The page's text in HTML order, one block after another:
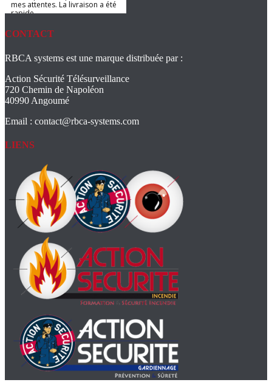
CONTACT
RBCA systems est une marque distribuée par :
Action Sécurité Télésurveillance
720 Chemin de Napoléon
40990 Angoumé
Email : contact@rbca-systems.com
LIENS